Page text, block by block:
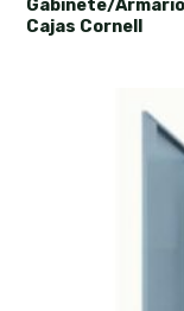
Gabinete/
Cajas Cornell